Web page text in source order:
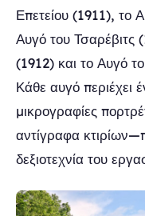
Επετείου (1911), το
Αυγό του Τσαρέβιτς
(1912) και το Αυγό
Κάθε αυγό περιέχει
μικρογραφίες
αντίγραφα
δεξιοτεχνία του